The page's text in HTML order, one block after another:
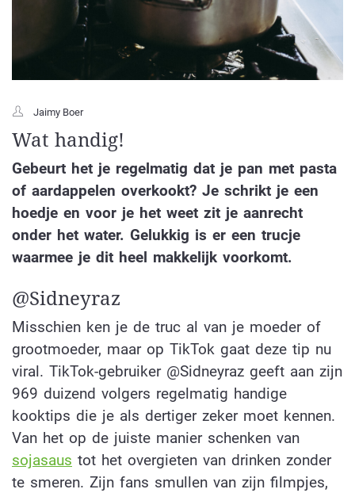
Jaimy Boer
Wat handig!
Gebeurt het je regelmatig dat je pan met pasta
of aardappelen overkookt? Je schrikt je een
hoedje en voor je het weet zit je aanrecht
onder het water. Gelukkig is er een trucje
waarmee je dit heel makkelijk voorkomt.
@Sidneyraz
Misschien ken je de truc al van je moeder of
grootmoeder, maar op TikTok gaat deze tip nu
viral. TikTok-gebruiker @Sidneyraz geeft aan zijn
969 duizend volgers regelmatig handige
kooktips die je als dertiger zeker moet kennen.
Van het op de juiste manier schenken van
sojasaus tot het overgieten van drinken zonder
te smeren. Zijn fans smullen van zijn filmpjes,